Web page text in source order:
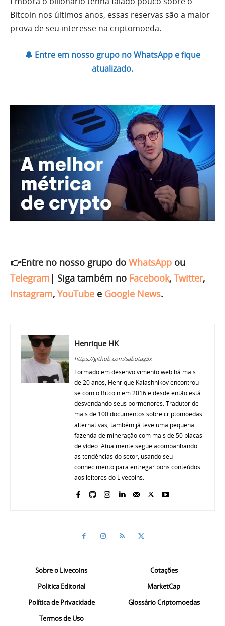
Bitcoin nos últimos anos, essas reservas são a maior
prova de seu interesse na criptomoeda.
🔔 Entre em nosso grupo no WhatsApp e fique
atualizado.
👉Entre no nosso grupo do WhatsApp ou
Telegram | Siga também no Facebook, Twitter,
Instagram, YouTube e Google News.
Henrique HK
https://github.com/sabotag3x
Formado em desenvolvimento web há mais
de 20 anos, Henrique Kalashnikov encontrou-
se com o Bitcoin em 2016 e desde então está
desvendando seus pormenores. Tradutor de
mais de 100 documentos sobre criptomoedas
alternativas, também já teve uma pequena
fazenda de mineração com mais de 50 placas
de vídeo. Atualmente segue acompanhando
as tendências do setor, usando seu
conhecimento para entregar bons conteúdos
aos leitores do Livecoins.
Sobre o Livecoins
Politica Editorial
Política de Privacidade
Termos de Uso
Cotações
MarketCap
Glossário Criptomoedas